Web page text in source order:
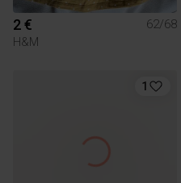
2 €
62/68
H&M
1